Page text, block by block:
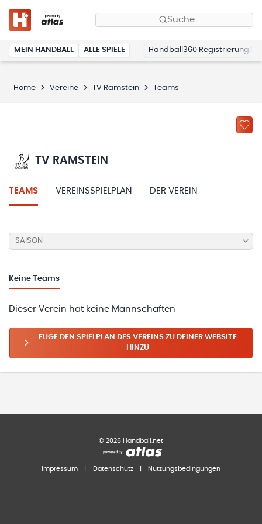
Suche
MEIN HANDBALL ALLE SPIELE Handball360 Registrierung
Home Vereine TV Ramstein Teams
TV RAMSTEIN
TEAMS VEREINSSPIELPLAN DER VEREIN
SAISON
Keine Teams
Dieser Verein hat keine Mannschaften
FÜGE DEN SPIELPLAN DES VEREINS ZU DEINER WEBSITE
HINZU
© 2026 Handball.net
Impressum Datenschutz Nutzungsbedingungen